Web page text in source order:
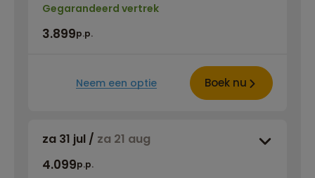
Gegarandeerd vertrek
3.899p.p.
Neem een optie Boek nu
za 31 jul / za 21 aug
4.099p.p.